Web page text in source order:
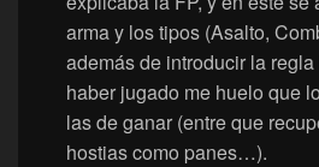
arma y los tipos (Asalto,
además de introducir la
haber jugado me huelo que
las de ganar (entre que
hostias como panes…).